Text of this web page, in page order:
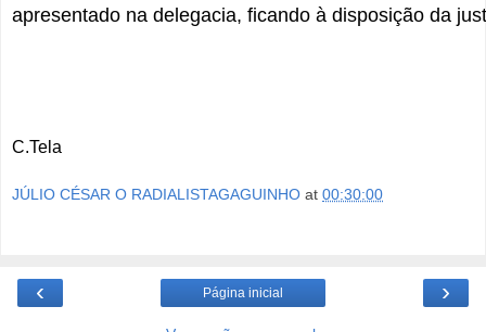
apresentado na delegacia, ficando à disposição da
C.Tela
JÚLIO CÉSAR O RADIALISTAGAGUINHO at 00:30:00
‹ ›
Página inicial